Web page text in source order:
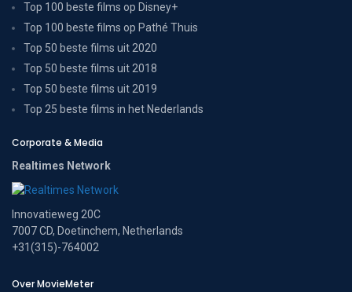
Top 100 beste films op Disney+
Top 100 beste films op Pathé Thuis
Top 50 beste films uit 2020
Top 50 beste films uit 2018
Top 50 beste films uit 2019
Top 25 beste films in het Nederlands
Corporate & Media
Realtimes Network
Innovatieweg 20C
7007 CD, Doetinchem, Netherlands
+31(315)-764002
Over MovieMeter